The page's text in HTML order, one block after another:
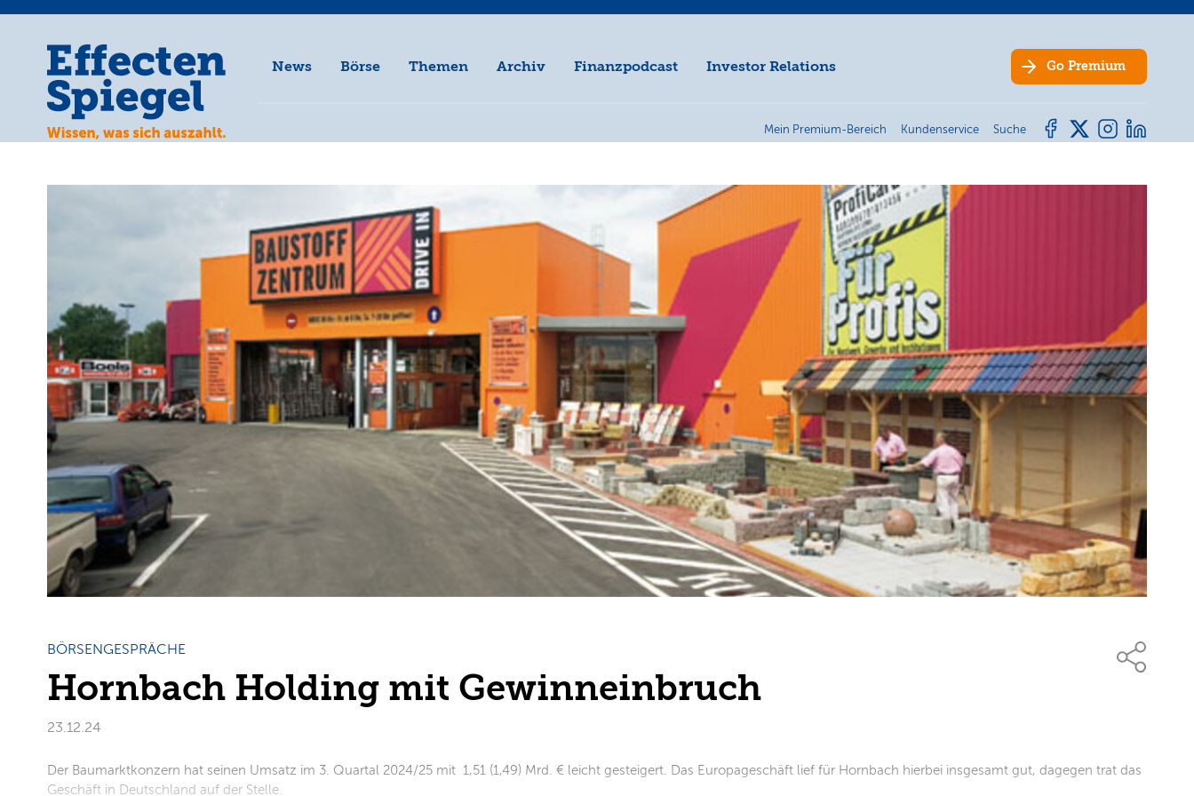
News Börse Themen Archiv Finanzpodcast Investor Relations Go Premium
Mein Premium-Bereich Kundenservice Suche
BÖRSENGESPRÄCHE
Hornbach Holding mit Gewinneinbruch
23.12.24
Der Baumarktkonzern hat seinen Umsatz im 3. Quartal 2024/25 mit 1,51 (1,49) Mrd. € leicht gesteigert. Das Europageschäft lief für Hornbach hierbei insgesamt gut, dagegen trat das
Geschäft in Deutschland auf der Stelle.